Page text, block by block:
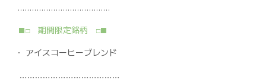
…………………………………
■□期間限定銘柄 □■
・ アイスコーヒーブレンド
…………………………………